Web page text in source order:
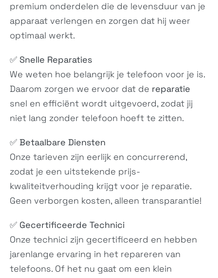
Edition
N/A
ROG Phone 6D
Ultimate
AI2202-1A006EU
premium onderdelen die de levensduur van je
apparaat verlengen en zorgen dat hij weer
optimaal werkt.
✅ Snelle Reparaties
We weten hoe belangrijk je telefoon voor je is.
Daarom zorgen we ervoor dat de reparatie
snel en efficiënt wordt uitgevoerd, zodat jij
niet lang zonder telefoon hoeft te zitten.
✅ Betaalbare Diensten
Onze tarieven zijn eerlijk en concurrerend,
zodat je een uitstekende prijs-
kwaliteitverhouding krijgt voor je reparatie.
Geen verborgen kosten, alleen transparantie!
✅ Gecertificeerde Technici
Onze technici zijn gecertificeerd en hebben
jarenlange ervaring in het repareren van
telefoons. Of het nu gaat om een klein